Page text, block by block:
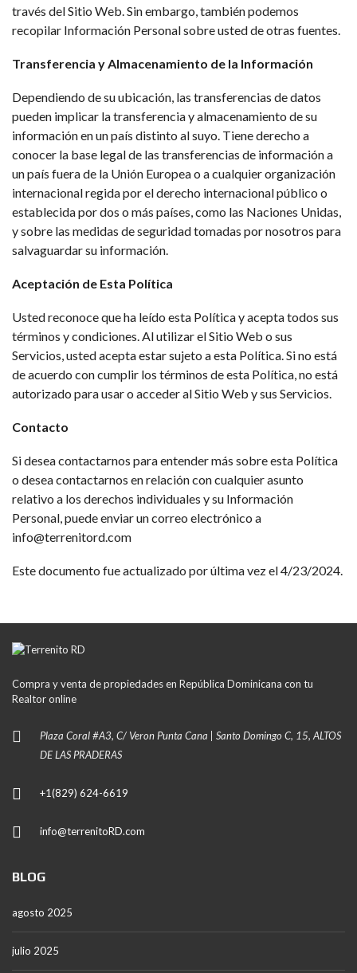
través del Sitio Web. Sin embargo, también podemos
recopilar Información Personal sobre usted de otras fuentes.
Transferencia y Almacenamiento de la Información
Dependiendo de su ubicación, las transferencias de datos
pueden implicar la transferencia y almacenamiento de su
información en un país distinto al suyo. Tiene derecho a
conocer la base legal de las transferencias de información a
un país fuera de la Unión Europea o a cualquier organización
internacional regida por el derecho internacional público o
establecida por dos o más países, como las Naciones Unidas,
y sobre las medidas de seguridad tomadas por nosotros para
salvaguardar su información.
Aceptación de Esta Política
Usted reconoce que ha leído esta Política y acepta todos sus
términos y condiciones. Al utilizar el Sitio Web o sus
Servicios, usted acepta estar sujeto a esta Política. Si no está
de acuerdo con cumplir los términos de esta Política, no está
autorizado para usar o acceder al Sitio Web y sus Servicios.
Contacto
Si desea contactarnos para entender más sobre esta Política
o desea contactarnos en relación con cualquier asunto
relativo a los derechos individuales y su Información
Personal, puede enviar un correo electrónico a
info@terrenitord.com
Este documento fue actualizado por última vez el 4/23/2024.
Compra y venta de propiedades en República Dominicana con tu
Realtor online
Plaza Coral #A3, C/ Veron Punta Cana | Santo Domingo C, 15, ALTOS
DE LAS PRADERAS
+1(829) 624-6619
info@terrenitoRD.com
BLOG
agosto 2025
julio 2025